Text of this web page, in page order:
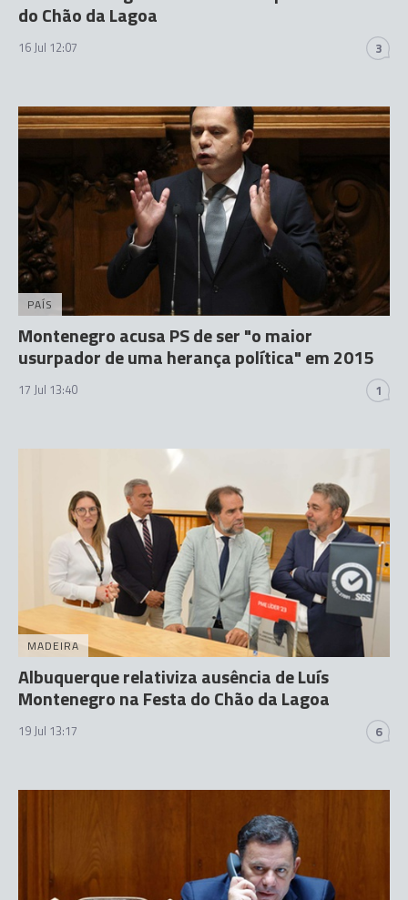
do Chão da Lagoa
16 Jul 12:07 3
PAÍS
Montenegro acusa PS de ser "o maior
usurpador de uma herança política" em 2015
17 Jul 13:40 1
MADEIRA
Albuquerque relativiza ausência de Luís
Montenegro na Festa do Chão da Lagoa
19 Jul 13:17 6